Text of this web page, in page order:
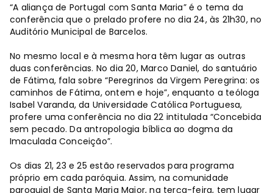
“A aliança de Portugal com Santa Maria” é o tema da
conferência que o prelado profere no dia 24, às 21h30, no
Auditório Municipal de Barcelos.
No mesmo local e à mesma hora têm lugar as outras
duas conferências. No dia 20, Marco Daniel, do santuário
de Fátima, fala sobre “Peregrinos da Virgem Peregrina: os
caminhos de Fátima, ontem e hoje”, enquanto a teóloga
Isabel Varanda, da Universidade Católica Portuguesa,
profere uma conferência no dia 22 intitulada “Concebida
sem pecado. Da antropologia bíblica ao dogma da
Imaculada Conceição”.
Os dias 21, 23 e 25 estão reservados para programa
próprio em cada paróquia. Assim, na comunidade
paroquial de Santa Maria Maior, na terça-feira, tem lugar